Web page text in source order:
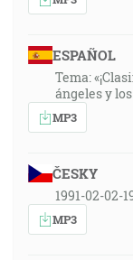
ESPAÑOL
Tema:
ángeles y
MP3
ČESKY
1991-02-02-
MP3